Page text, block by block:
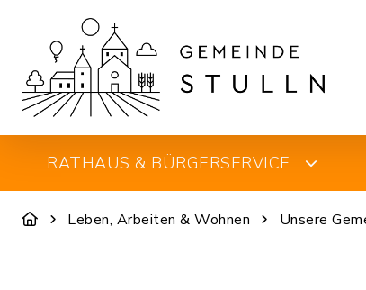
RATHAUS & BÜRGERSERVICE
Leben, Arbeiten & Wohnen Unsere